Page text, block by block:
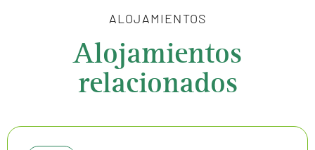
ALOJAMIENTOS
Alojamientos
relacionados